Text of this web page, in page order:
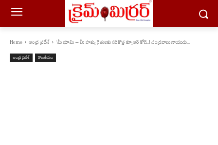
Home ఆంధ్ర ప్రదేశ్ ‘మీ భూమి – మీ హక్కు రైతులకు సరికొత్త క్యూఆర్ కోడ్..! చంద్ర‌బాబు నాయుడు...
ఆంధ్ర ప్రదేశ్ రాజకీయం